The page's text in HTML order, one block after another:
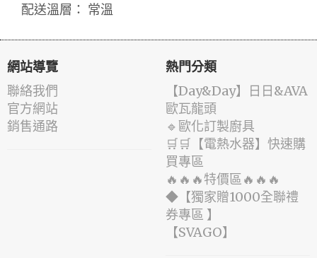
配送溫層： 常溫
網站導覽
聯絡我們
官方網站
銷售通路
熱門分類
️【Day&Day】️日日&AVA
歐瓦龍頭
🔹歐化訂製廚具
🛒🛒【電熱水器】快速購
買專區
🔥🔥🔥特價區🔥🔥🔥
◆【獨家贈1000全聯禮
券專區 】
️【SVAGO】️